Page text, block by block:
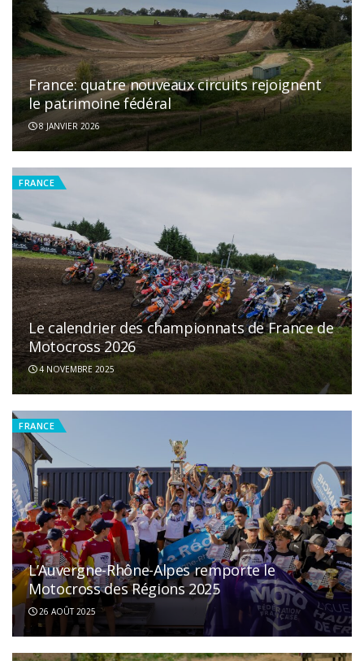
France: quatre nouveaux circuits rejoignent
le patrimoine fédéral
8 JANVIER 2026
FRANCE
Le calendrier des championnats de France de
Motocross 2026
4 NOVEMBRE 2025
FRANCE
L’Auvergne-Rhône-Alpes remporte le
Motocross des Régions 2025
26 AOÛT 2025